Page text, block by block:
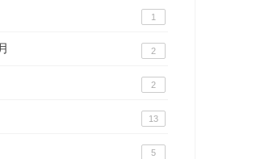
1
2
2
13
5